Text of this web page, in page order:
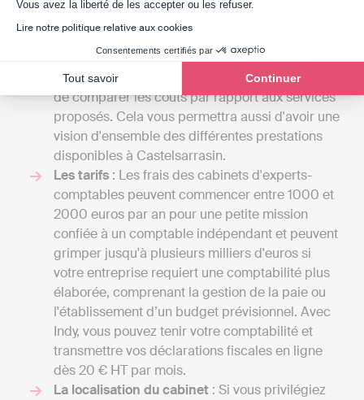
Vous avez la liberté de les accepter ou les refuser.
Lire notre politique relative aux cookies
Consentements certifiés par
Tout savoir Continuer
peut proposer est vaste, et le prix sera fonction
En échangeant avec plusieurs spécialistes, vous
aurez la possibilité de recevoir divers devis et
de comparer les coûts par rapport aux services
proposés. Cela vous permettra aussi d'avoir une
vision d'ensemble des différentes prestations
disponibles à Castelsarrasin.
Les tarifs : Les frais des cabinets d'experts-
comptables peuvent commencer entre 1000 et
2000 euros par an pour une petite mission
confiée à un comptable indépendant et peuvent
grimper jusqu'à plusieurs milliers d'euros si
votre entreprise requiert une comptabilité plus
élaborée, comprenant la gestion de la paie ou
l'établissement d’un budget prévisionnel. Avec
Indy, vous pouvez tenir votre comptabilité et
transmettre vos déclarations fiscales en ligne
dès 20 € HT par mois.
La localisation du cabinet : Si vous privilégiez